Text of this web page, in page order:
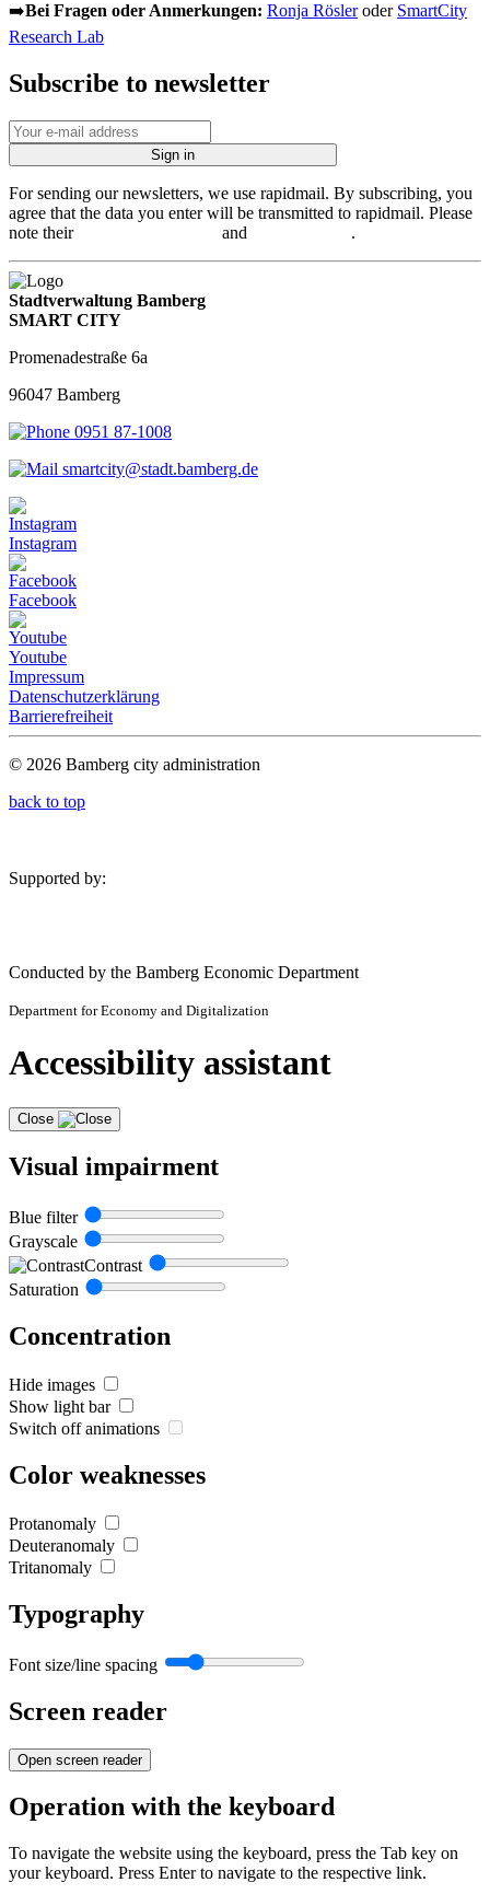
➡️Bei Fragen oder Anmerkungen: Ronja Rösleroder SmartCity
Research Lab
Subscribe to newsletter
Sign in
For sending our newsletters, we use rapidmail. By subscribing, you
agree that the data you enter will be transmitted to rapidmail. Please
note their
and .
Stadtverwaltung Bamberg
SMART CITY
Promenadestraße 6a
96047 Bamberg
0951 87-1008
smartcity@stadt.bamberg.de
Instagram
Facebook
Youtube
Impressum
Datenschutzerklärung
Barrierefreiheit
© 2026 Bamberg city administration
back to top
Supported by:
Conducted by the Bamberg Economic Department
Department for Economy and Digitalization
Accessibility assistant
Close
Visual impairment
Blue filter
Grayscale
Contrast
Saturation
Concentration
Hide images
Show light bar
Switch off animations
Color weaknesses
Protanomaly
Deuteranomaly
Tritanomaly
Typography
Font size/line spacing
Screen reader
Open screen reader
Operation with the keyboard
To navigate the website using the keyboard, press the Tab key on
your keyboard. Press Enter to navigate to the respective link.